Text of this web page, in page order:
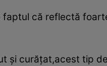
că reflectă
şi curăţat,acest tip